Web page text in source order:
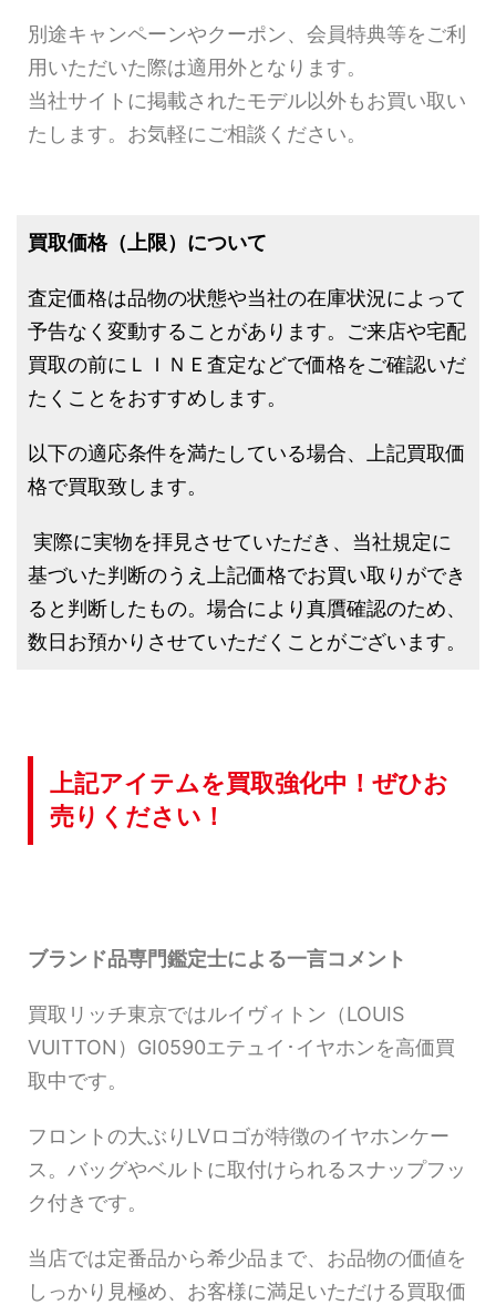
別途キャンペーンやクーポン、会員特典等をご利
用いただいた際は適用外となります。
当社サイトに掲載されたモデル以外もお買い取い
たします。お気軽にご相談ください。
買取価格（上限）について
査定価格は品物の状態や当社の在庫状況によって
予告なく変動することがあります。ご来店や宅配
買取の前にＬＩＮＥ査定などで価格をご確認いだ
たくことをおすすめします。
以下の適応条件を満たしている場合、上記買取価
格で買取致します。
実際に実物を拝見させていただき、当社規定に
基づいた判断のうえ上記価格でお買い取りができ
ると判断したもの。場合により真贋確認のため、
数日お預かりさせていただくことがございます。
上記アイテムを買取強化中！ぜひお
売りください！
ブランド品専門鑑定士による一言コメント
買取リッチ東京ではルイヴィトン（LOUIS
VUITTON）GI0590エテュイ･イヤホンを高価買
取中です。
フロントの大ぶりLVロゴが特徴のイヤホンケー
ス。バッグやベルトに取付けられるスナップフッ
ク付きです。
当店では定番品から希少品まで、お品物の価値を
しっかり見極め、お客様に満足いただける買取価